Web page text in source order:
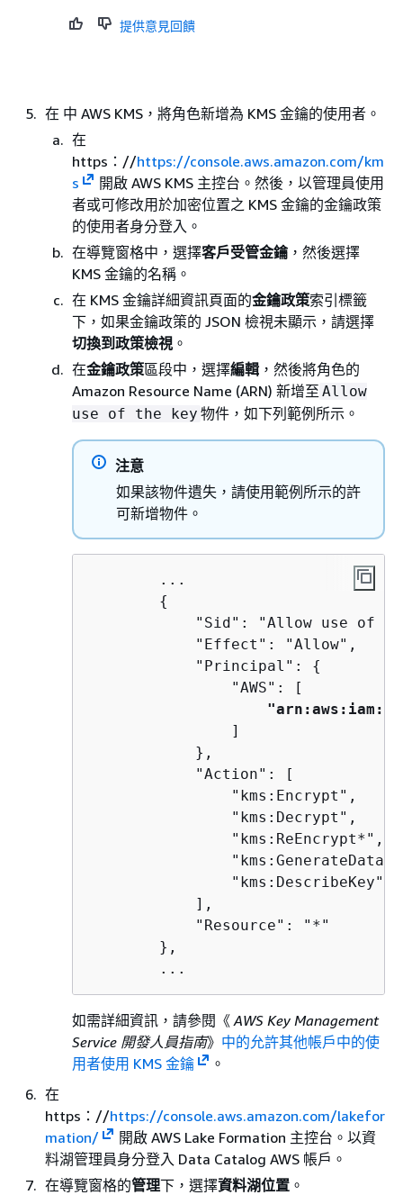
提供意見回饋
在 中 AWS KMS，將角色新增為 KMS 金鑰的使用者。
在
https：//https://console.aws.amazon.com/km
s
開啟 AWS KMS 主控台。然後，以管理員使用
者或可修改用於加密位置之 KMS 金鑰的金鑰政策
的使用者身分登入。
在導覽窗格中，選擇客戶受管金鑰 ，然後選擇
KMS 金鑰的名稱。
在 KMS 金鑰詳細資訊頁面的金鑰政策索引標籤
下，如果金鑰政策的 JSON 檢視未顯示，請選擇
切換到政策檢視 。
在金鑰政策區段中，選擇編輯 ，然後將角色的
Amazon Resource Name (ARN) 新增至 Allow
use of the key 物件，如下列範例所示。
注意
如果該物件遺失，請使用範例所示的許
可新增物件。
        ...
{
"Sid": "Allow use of
            "Effect": "Allow",
            "Principal":
{
                "AWS": [
"arn:aws:iam::
                ]
            },
            "Action": [
                "kms:Encrypt",
                "kms:Decrypt",
                "kms:ReEncrypt*",
                "kms:DescribeKey"
            ],
            "Resource": "*"
        },
如需詳細資訊，請參閱《AWS Key Management
Service 開發人員指南》 中的允許其他帳戶中的使
用者使用 KMS 金鑰
。
在
https：//https://console.aws.amazon.com/lakefor
mation/
開啟 AWS Lake Formation 主控台。以資
料湖管理員身分登入 Data Catalog AWS 帳戶。
在導覽窗格的管理下，選擇資料湖位置 。